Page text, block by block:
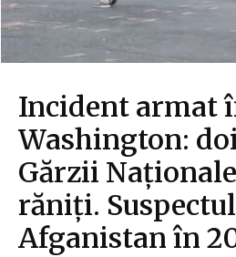
Incident armat
Washington:
Gărzii
răniți.
Afganistan în